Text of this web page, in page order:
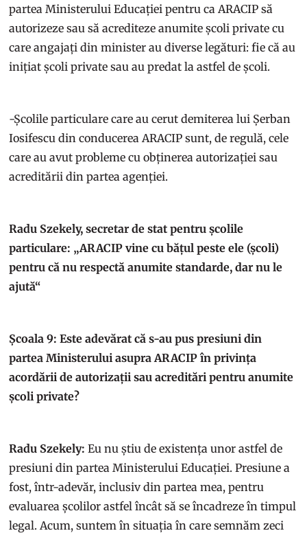
partea Ministerului Educației pentru ca ARACIP să
autorizeze sau să acrediteze anumite școli private cu
care angajați din minister au diverse legături: fie că au
inițiat școli private sau au predat la astfel de școli.
-Școlile particulare care au cerut demiterea lui Șerban
Iosifescu din conducerea ARACIP sunt, de regulă, cele
care au avut probleme cu obținerea autorizației sau
acreditării din partea agenției.
Radu Szekely, secretar de stat pentru școlile
particulare: „ARACIP vine cu bățul peste ele (școli)
pentru că nu respectă anumite standarde, dar nu le
ajută“
Școala 9: Este adevărat că s-au pus presiuni din
partea Ministerului asupra ARACIP în privința
acordării de autorizații sau acreditări pentru anumite
școli private?
Radu Szekely: Eu nu știu de existența unor astfel de
presiuni din partea Ministerului Educației. Presiune a
fost, într-adevăr, inclusiv din partea mea, pentru
evaluarea școlilor astfel încât să se încadreze în timpul
legal. Acum, suntem în situația în care semnăm zeci